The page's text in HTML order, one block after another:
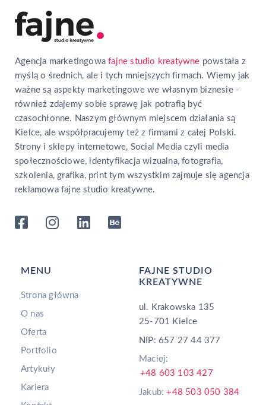
Agencja marketingowafajne studio kreatywne powstała z
myślą o średnich, ale i tych mniejszych firmach. Wiemy jak
ważne są aspekty marketingowe we własnym biznesie -
również zdajemy sobie sprawę jak potrafią być
czasochłonne. Naszym głównym miejscem działania są
Kielce, ale współpracujemy też z firmami z całej Polski.
Strony i sklepy internetowe, Social Media czyli media
społecznościowe, identyfikacja wizualna, fotografia,
szkolenia, grafika, print tym wszystkim zajmuje się agencja
reklamowa fajne studio kreatywne.
MENU
Strona główna
O nas
Oferta
Portfolio
Artykuły
Kariera
FAJNE STUDIO
KREATYWNE
ul. Krakowska 135
25-701 Kielce
NIP: 657 27 44 377
Maciej:
+48 603 103 427
Jakub:+48 503 050 384